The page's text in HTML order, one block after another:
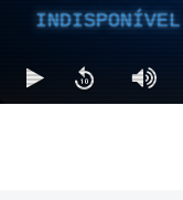
INDISPONÍVEL